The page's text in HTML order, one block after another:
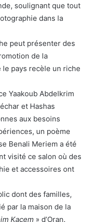
soulignant que tout
dans la
peut présenter des
de la
pays recèle un riche
Yaakoub Abdelkrim
et Hashas
aux besoins
un poème
Benali Meriem a été
visité ce salon où des
et accessoires ont
dont des familles,
par la maison de la
Kacem » d’Oran.